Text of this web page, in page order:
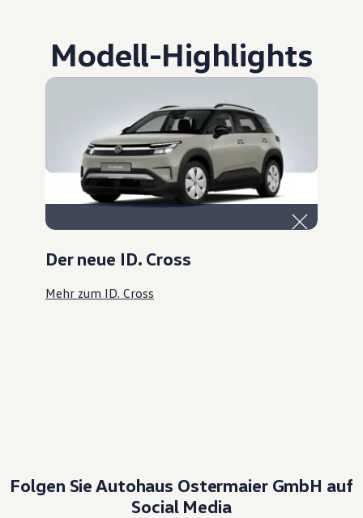
Modell-Highlights
Der neue ID. Cross
Mehr zum ID. Cross
Folgen Sie Autohaus Ostermaier GmbH auf
Social Media